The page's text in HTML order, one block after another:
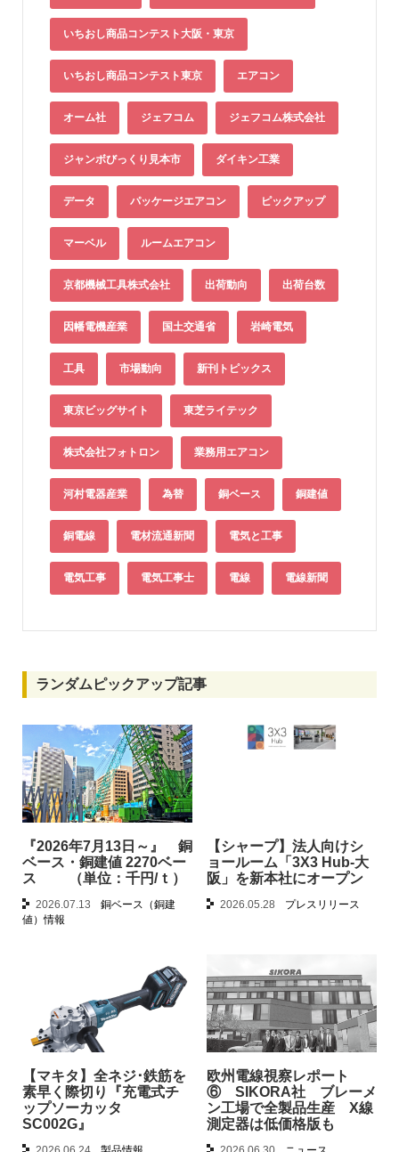
いちおし商品コンテスト大阪・東京
いちおし商品コンテスト東京 エアコン
オーム社 ジェフコム ジェフコム株式会社
ジャンボびっくり見本市 ダイキン工業
データ パッケージエアコン ピックアップ
マーベル ルームエアコン
京都機械工具株式会社 出荷動向 出荷台数
因幡電機産業 国土交通省 岩崎電気
工具 市場動向 新刊トピックス
東京ビッグサイト 東芝ライテック
株式会社フォトロン 業務用エアコン
河村電器産業 為替 銅ベース 銅建値
銅電線 電材流通新聞 電気と工事
電気工事 電気工事士 電線 電線新聞
ランダムピックアップ記事
『2026年7月13日～』 銅
ベース・銅建値 2270ベー
ス （単位：千円/ｔ）
2026.07.13
銅ベース（銅建
値）情報
【シャープ】法人向けシ
ョールーム「3X3 Hub-大
阪」を新本社にオープン
2026.05.28 プレスリリース
【マキタ】全ネジ･鉄筋を
素早く際切り『充電式チ
ップソーカッタ
SC002G』
欧州電線視察レポート
⑥ SIKORA社 ブレーメ
ン工場で全製品生産 X線
測定器は低価格版も